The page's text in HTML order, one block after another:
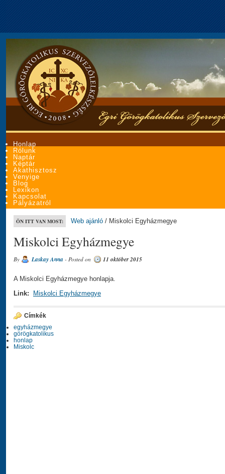
Honlap
Rólunk
Naptár
Képtár
Akathisztosz
Venyige
Blog
Lexikon
Kapcsolat
Pályázatról
ÖN ITT VAN MOST: Web ajánló / Miskolci Egyházmegye
Miskolci Egyházmegye
By Laskay Anna - Posted on 11 október 2015
A Miskolci Egyházmegye honlapja.
Link:
Miskolci Egyházmegye
Címkék
egyházmegye
görögkatolikus
honlap
Miskolc